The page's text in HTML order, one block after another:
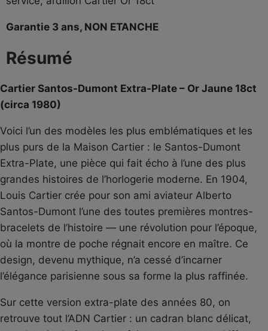
Garantie 3 ans, NON ETANCHE
Résumé
Cartier Santos-Dumont Extra-Plate – Or Jaune 18ct
(circa 1980)
Voici l’un des modèles les plus emblématiques et les
plus purs de la Maison Cartier : le Santos-Dumont
Extra-Plate, une pièce qui fait écho à l’une des plus
grandes histoires de l’horlogerie moderne. En 1904,
Louis Cartier crée pour son ami aviateur Alberto
Santos-Dumont l’une des toutes premières montres-
bracelets de l’histoire — une révolution pour l’époque,
où la montre de poche régnait encore en maître. Ce
design, devenu mythique, n’a cessé d’incarner
l’élégance parisienne sous sa forme la plus raffinée.
Sur cette version extra-plate des années 80, on
retrouve tout l’ADN Cartier : un cadran blanc délicat,